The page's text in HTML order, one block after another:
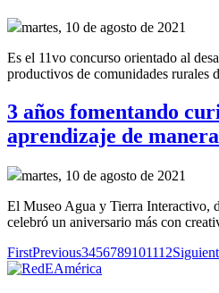
martes, 10 de agosto de 2021
Es el 11vo concurso orientado al
productivos de comunidades rurales
3 años fomentando
aprendizaje de
martes, 10 de agosto de 2021
El Museo Agua y Tierra Interactivo,
celebró un aniversario más con
FirstPrevious3456789101112